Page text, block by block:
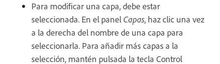
Para modificar una capa, debe estar
seleccionada. En el panel Capas, haz clic una vez
a la derecha del nombre de una capa para
seleccionarla. Para añadir más capas a la
selección, mantén pulsada la tecla Control